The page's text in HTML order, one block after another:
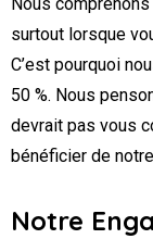
surtout lorsque
C’est pourquoi
50 %. Nous
devrait pas vous
bénéficier de
Notre